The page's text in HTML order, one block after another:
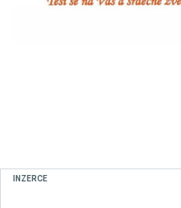
INZERCE